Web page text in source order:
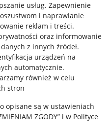
usług. Zapewnienie
i naprawianie
reklam i treści.
oraz informowanie
z innych źródeł.
urządzeń na
automatycznie.
również w celu
stron
opisane są w ustawieniach
ZGODY” i w Polityce